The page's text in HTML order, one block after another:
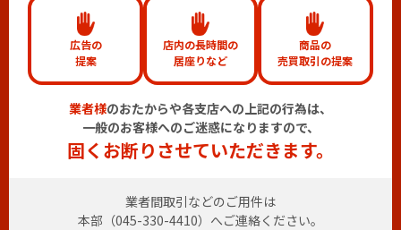
広告の
提案
店内の長時間の
居座りなど
商品の
売買取引の提案
業者様のおたからや各支店への上記の行為は、
一般のお客様へのご迷惑になりますので、
固くお断りさせていただきます。
業者間取引などのご用件は
本部（045-330-4410）へご連絡ください。